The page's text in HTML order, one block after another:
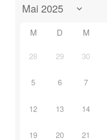
M D M
28 29 30
5 6 7
12 13 14
19 20 21